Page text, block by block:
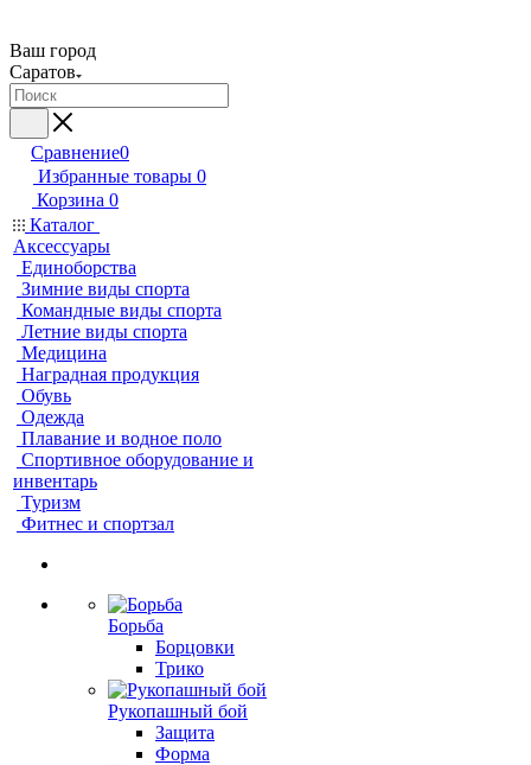
Ваш город
Саратов
Сравнение0
Избранные товары 0
Корзина 0
Каталог
Аксессуары
Единоборства
Зимние виды спорта
Командные виды спорта
Летние виды спорта
Медицина
Наградная продукция
Обувь
Одежда
Плавание и водное поло
Спортивное оборудование и
инвентарь
Туризм
Фитнес и спортзал
Борьба
Борцовки
Трико
Рукопашный бой
Защита
Форма